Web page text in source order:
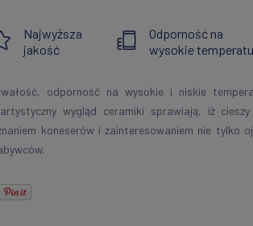
Najwyższa
jakość
Odporność na
wysokie
odporność na wysokie i niskie
wygląd ceramiki sprawiają, iż
koneserów i zainteresowaniem nie tylko